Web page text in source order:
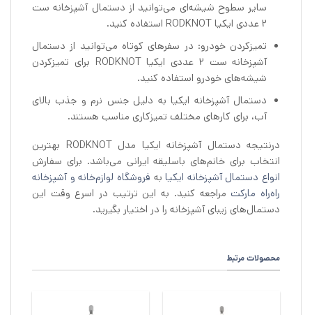
سایر سطوح شیشه‌ای می‌توانید از دستمال آشپزخانه ست
2 عددی ایکیا RODKNOT استفاده کنید.
تمیزکردن خودرو: در سفرهای کوتاه می‌توانید از دستمال
آشپزخانه ست 2 عددی ایکیا RODKNOT برای تمیزکردن
شیشه‌های خودرو استفاده کنید.
دستمال آشپزخانه ایکیا به دلیل جنس نرم و جذب بالای
آب، برای کارهای مختلف تمیزکاری مناسب هستند.
درنتیجه دستمال آشپزخانه ایکیا مدل RODKNOT بهترین
انتخاب برای خانم‌های باسلیقه ایرانی می‌باشد. برای سفارش
انواع دستمال آشپزخانه ایکیابه فروشگاه لوازم‌خانه و آشپزخانه
راه‌راه مارکت مراجعه کنید. به این ترتیب در اسرع وقت این
دستمال‌های زیبای آشپزخانه را در اختیار بگیرید.
محصولات مرتبط